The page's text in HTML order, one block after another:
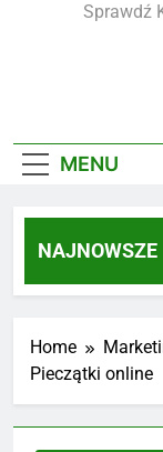
Sprawdź
MENU
NAJNOWSZE
Utylizacja
2 Miesiące Ago
Home
Pieczątki online